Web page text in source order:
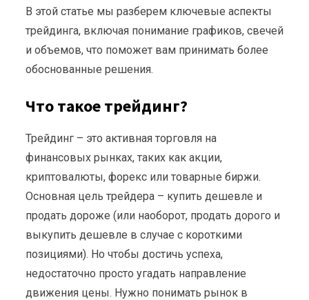
В этой статье мы разберем ключевые аспекты
трейдинга, включая понимание графиков, свечей
и объемов, что поможет вам принимать более
обоснованные решения.
Что такое трейдинг?
Трейдинг – это активная торговля на
финансовых рынках, таких как акции,
криптовалюты, форекс или товарные биржи.
Основная цель трейдера – купить дешевле и
продать дороже (или наоборот, продать дорого и
выкупить дешевле в случае с короткими
позициями). Но чтобы достичь успеха,
недостаточно просто угадать направление
движения цены. Нужно понимать рынок в